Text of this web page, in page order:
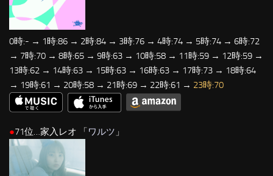
0時:- → 1時:86 → 2時:84 → 3時:76 → 4時:74 → 5時:74 → 6時:72
→ 7時:70 → 8時:65 → 9時:63 → 10時:58 → 11時:59 → 12時:59 →
13時:62 → 14時:63 → 15時:63 → 16時:63 → 17時:73 → 18時:64
→ 19時:61 → 20時:58 → 21時:69 → 22時:61 → 23時:70
●71位…家入レオ 「ワルツ 」